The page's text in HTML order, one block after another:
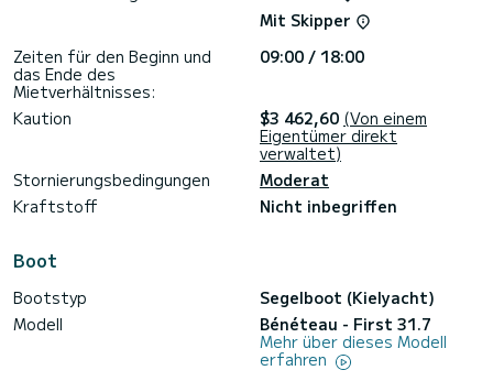
PREMIUM Einführung (2 Stunden: 90 €)
Angelausrüstung (30 € / Wochenende, 50 € / Woche)
Mit Skipper
Zeiten für den Beginn und
das Ende des
Mietverhältnisses:
09:00 / 18:00
Kaution $3 462,60 (Von einem
Eigentümer direkt
verwaltet)
Stornierungsbedingungen
Moderat
Kraftstoff
Nicht inbegriffen
Boot
Bootstyp
Segelboot (Kielyacht)
Modell
Bénéteau - First 31.7
Mehr über dieses Modell
erfahren